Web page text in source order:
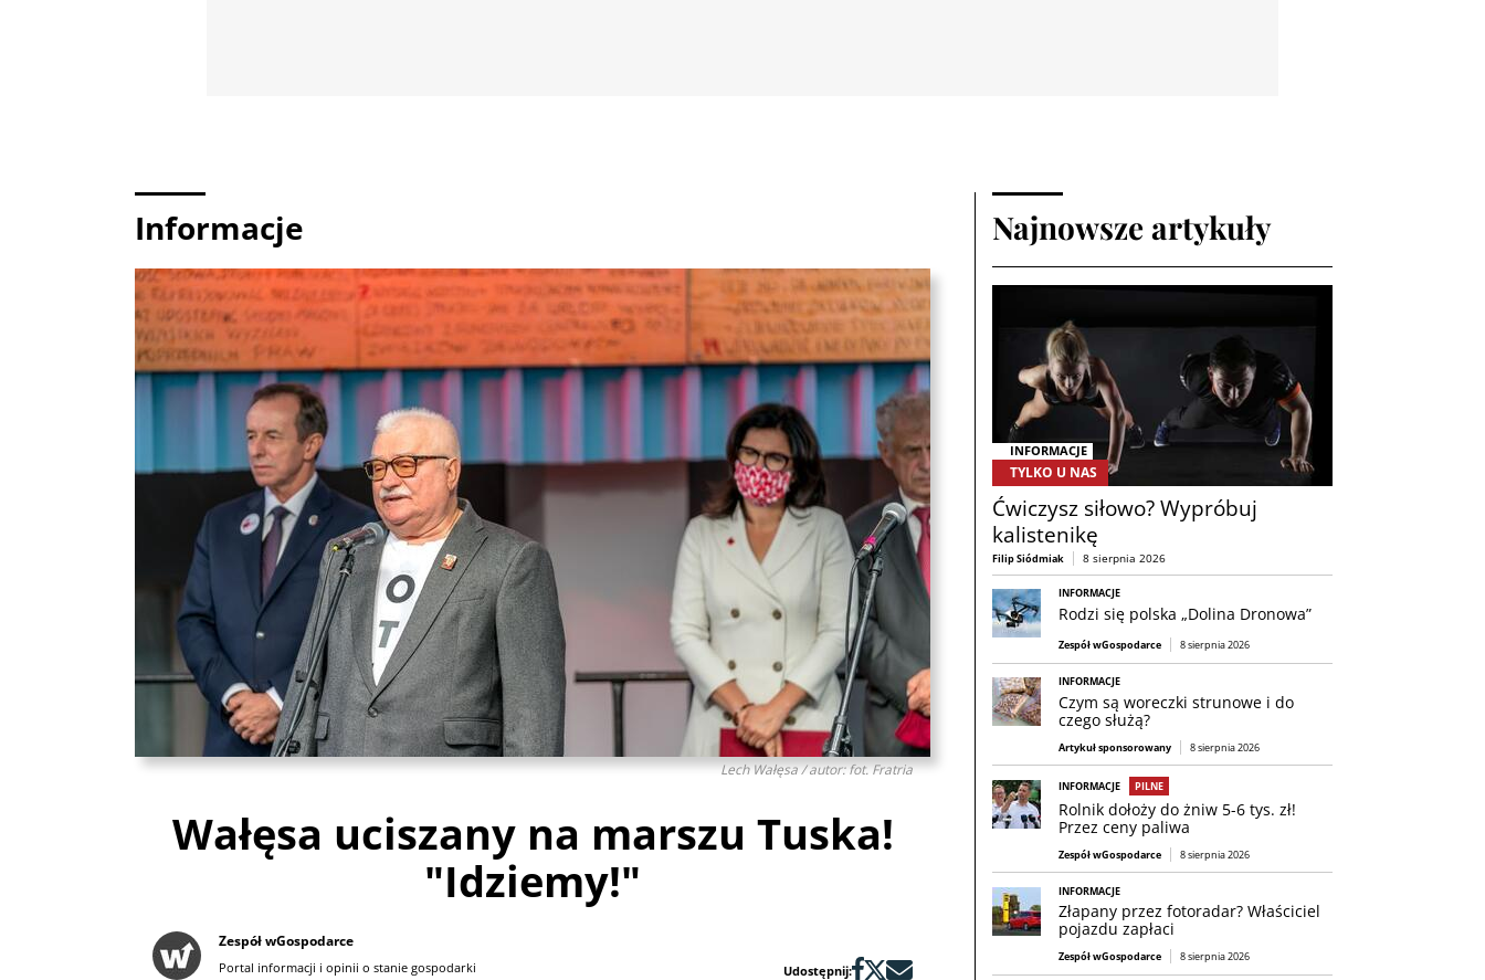
Informacje
Lech Wałęsa / autor: fot. Fratria
Wałęsa uciszany na marszu Tuska!
"Idziemy!"
Zespół wGospodarce
Portal informacji i opinii o stanie gospodarki Udostępnij:
Najnowsze artykuły
INFORMACJE
TYLKO U NAS
Ćwiczysz siłowo? Wypróbuj
kalistenikę
Filip Siódmiak 8 sierpnia 2026
INFORMACJE
Rodzi się polska „Dolina Dronowa”
Zespół wGospodarce 8 sierpnia 2026
INFORMACJE
Czym są woreczki strunowe i do
czego służą?
Artykuł sponsorowany 8 sierpnia 2026
INFORMACJE PILNE
Rolnik dołoży do żniw 5-6 tys. zł!
Przez ceny paliwa
Zespół wGospodarce 8 sierpnia 2026
INFORMACJE
Złapany przez fotoradar? Właściciel
pojazdu zapłaci
Zespół wGospodarce 8 sierpnia 2026